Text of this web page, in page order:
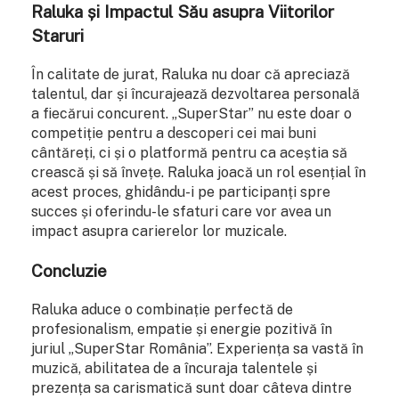
Raluka și Impactul Său asupra Viitorilor
Staruri
În calitate de jurat, Raluka nu doar că apreciază
talentul, dar și încurajează dezvoltarea personală
a fiecărui concurent. „SuperStar” nu este doar o
competiție pentru a descoperi cei mai buni
cântăreți, ci și o platformă pentru ca aceștia să
crească și să învețe. Raluka joacă un rol esențial în
acest proces, ghidându-i pe participanți spre
succes și oferindu-le sfaturi care vor avea un
impact asupra carierelor lor muzicale.
Concluzie
Raluka aduce o combinație perfectă de
profesionalism, empatie și energie pozitivă în
juriul „SuperStar România”. Experiența sa vastă în
muzică, abilitatea de a încuraja talentele și
prezența sa carismatică sunt doar câteva dintre